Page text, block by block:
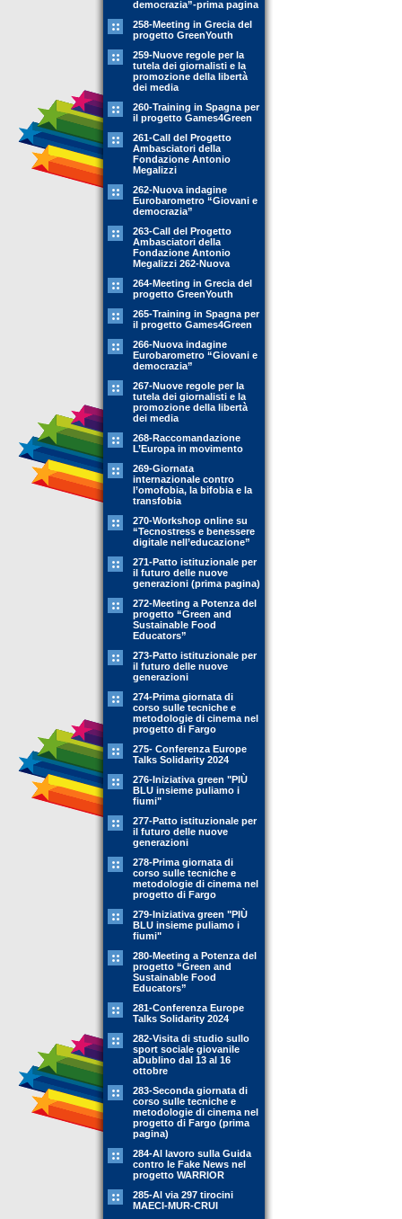
democrazia”-prima pagina
258-Meeting in Grecia del
progetto GreenYouth
259-Nuove regole per la
tutela dei giornalisti e la
promozione della libertà
dei media
260-Training in Spagna per
il progetto Games4Green
261-Call del Progetto
Ambasciatori della
Fondazione Antonio
Megalizzi
262-Nuova indagine
Eurobarometro “Giovani e
democrazia”
263-Call del Progetto
Ambasciatori della
Fondazione Antonio
Megalizzi 262-Nuova
264-Meeting in Grecia del
progetto GreenYouth
265-Training in Spagna per
il progetto Games4Green
266-Nuova indagine
Eurobarometro “Giovani e
democrazia”
267-Nuove regole per la
tutela dei giornalisti e la
promozione della libertà
dei media
268-Raccomandazione
L’Europa in movimento
269-Giornata
internazionale contro
l’omofobia, la bifobia e la
transfobia
270-Workshop online su
“Tecnostress e benessere
digitale nell’educazione”
271-Patto istituzionale per
il futuro delle nuove
generazioni (prima pagina)
272-Meeting a Potenza del
progetto “Green and
Sustainable Food
Educators”
273-Patto istituzionale per
il futuro delle nuove
generazioni
274-Prima giornata di
corso sulle tecniche e
metodologie di cinema nel
progetto di Fargo
275- Conferenza Europe
Talks Solidarity 2024
276-Iniziativa green "PIÙ
BLU insieme puliamo i
fiumi"
277-Patto istituzionale per
il futuro delle nuove
generazioni
278-Prima giornata di
corso sulle tecniche e
metodologie di cinema nel
progetto di Fargo
279-Iniziativa green "PIÙ
BLU insieme puliamo i
fiumi"
280-Meeting a Potenza del
progetto “Green and
Sustainable Food
Educators”
281-Conferenza Europe
Talks Solidarity 2024
282-Visita di studio sullo
sport sociale giovanile
aDublino dal 13 al 16
ottobre
283-Seconda giornata di
corso sulle tecniche e
metodologie di cinema nel
progetto di Fargo (prima
pagina)
284-Al lavoro sulla Guida
contro le Fake News nel
progetto WARRIOR
285-Al via 297 tirocini
MAECI-MUR-CRUI